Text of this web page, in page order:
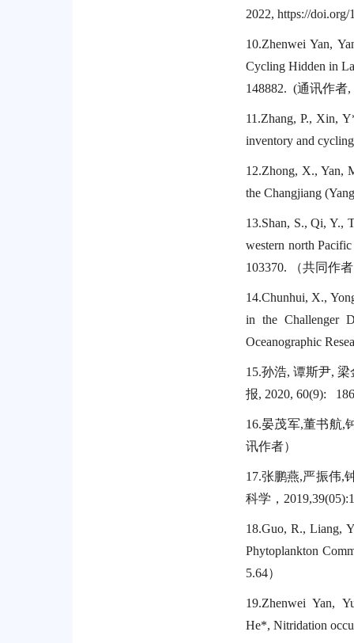
2022, https://doi.org/
10.Zhenwei Yan,
Cycling Hidden in
148882. (通讯作者,
11.Zhang, P., Xin,
inventory and
12.Zhong, X., Yan,
the Changjiang
13.Shan, S., Qi, Y.,
western north
103370.
（共同作
14.Chunhui, X.,
in the Challenger
Oceanographic
15.孙浩, 谭斯尹, 梁
报, 2020, 60(9):
16.晏茂军,董书航,
讯作者）
17.张鹏燕,严振伟,
科学，
18.Guo, R., Liang,
Phytoplankton
5.64）
19.Zhenwei Yan,
He*, Nitridation